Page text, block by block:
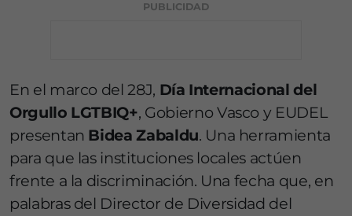
PUBLICIDAD
En el marco del 28J, Día Internacional del
Orgullo LGTBIQ+, Gobierno Vasco y EUDEL
presentan Bidea Zabaldu. Una herramienta
para que las instituciones locales actúen
frente a la discriminación. Una fecha que, en
palabras del Director de Diversidad del